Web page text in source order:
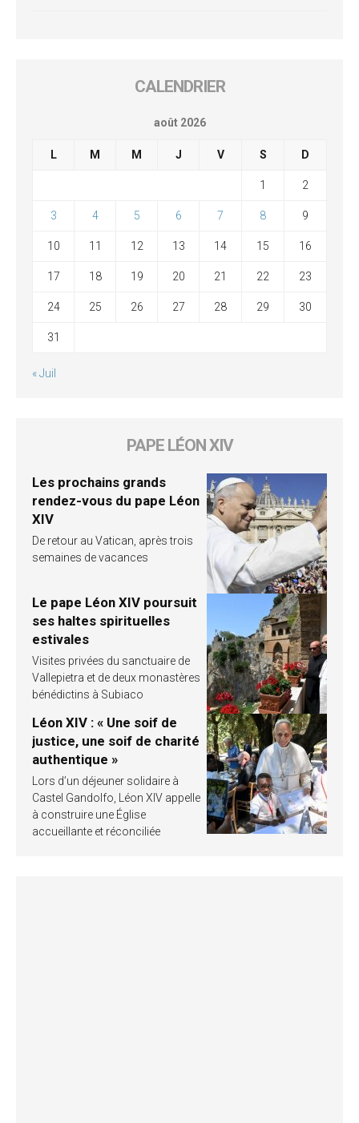
CALENDRIER
août 2026
L M M J V S D
1 2
3 4 5 6 7 8 9
10 11 12 13 14 15 16
17 18 19 20 21 22 23
24 25 26 27 28 29 30
31
« Juil
PAPE LÉON XIV
Les prochains grands
rendez-vous du pape Léon
XIV
De retour au Vatican, après trois
semaines de vacances
Le pape Léon XIV poursuit
ses haltes spirituelles
estivales
Visites privées du sanctuaire de
Vallepietra et de deux monastères
bénédictins à Subiaco
Léon XIV : « Une soif de
justice, une soif de charité
authentique »
Lors d’un déjeuner solidaire à
Castel Gandolfo, Léon XIV appelle
à construire une Église
accueillante et réconciliée